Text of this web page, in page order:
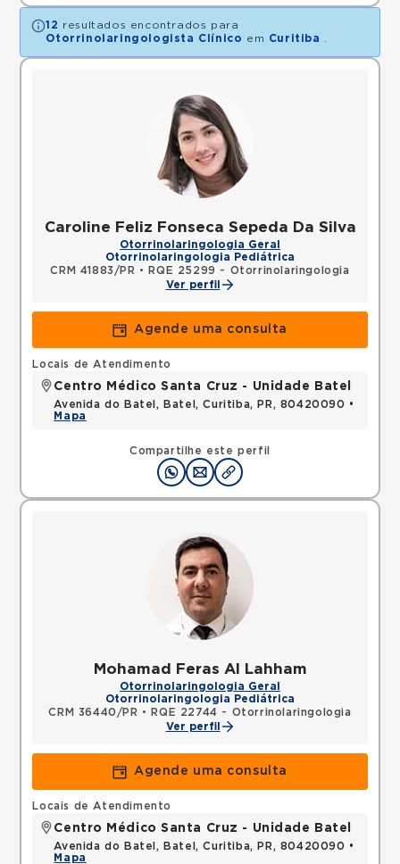
12 resultados encontrados para
Otorrinolaringologista Clínico em Curitiba
Caroline Feliz Fonseca Sepeda Da Silva
Otorrinolaringologia Geral
Otorrinolaringologia Pediátrica
CRM 41883/PR •
RQE 25299 - Otorrinolaringologia
Ver perfil
Agende uma consulta
Compartilhe este perfil
Locais de Atendimento
Centro Médico Santa Cruz - Unidade Batel
Avenida do Batel, Batel, Curitiba, PR, 80420090 •
Mapa
Mohamad Feras Al Lahham
Otorrinolaringologia Geral
Otorrinolaringologia Pediátrica
CRM 36440/PR •
RQE 22744 - Otorrinolaringologia
Ver perfil
Agende uma consulta
Locais de Atendimento
Centro Médico Santa Cruz - Unidade Batel
Avenida do Batel, Batel, Curitiba, PR, 80420090 •
Mapa